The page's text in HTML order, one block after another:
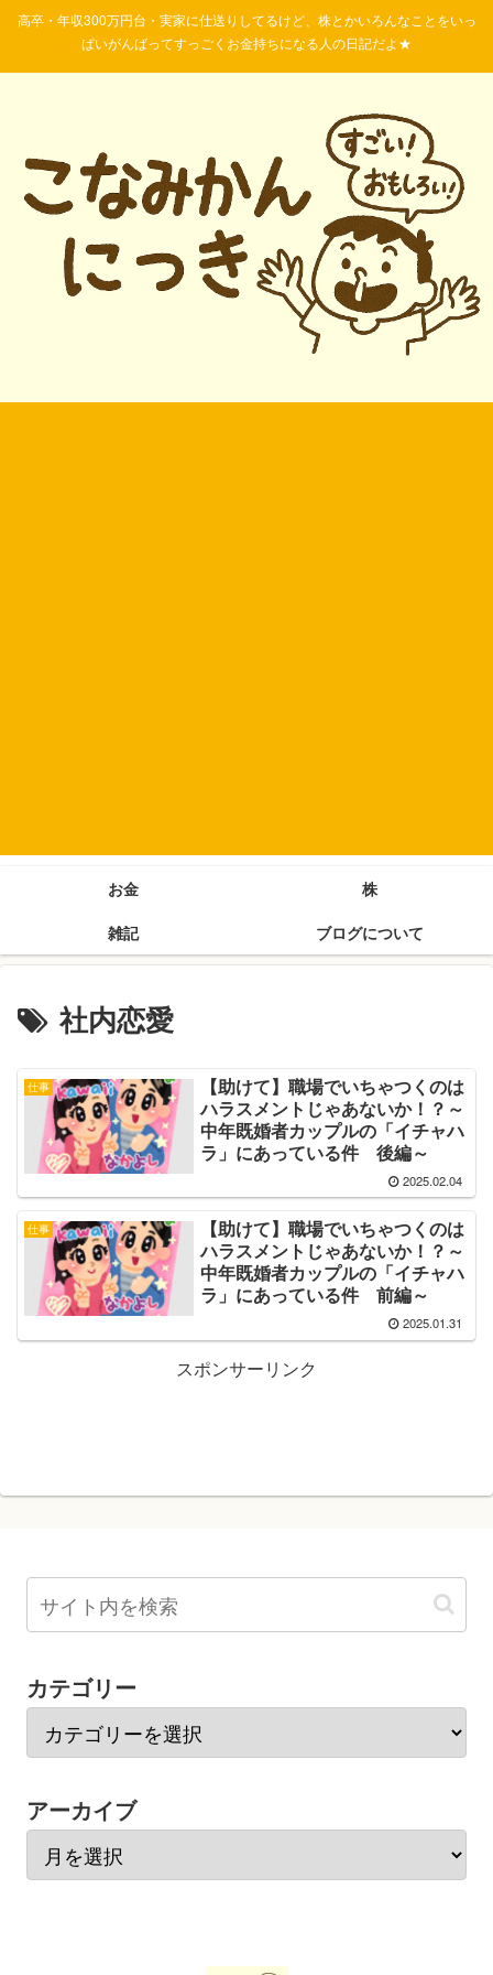
高卒・年収300万円台・実家に仕送りしてるけど、株とかいろんなことをいっ
ぱいがんばってすっごくお金持ちになる人の日記だよ★
お金
株
雑記
ブログについて
社内恋愛
仕事
【助けて】職場でいちゃつくのは
ハラスメントじゃあないか！？～
中年既婚者カップルの「イチャハ
ラ」にあっている件 後編～
2025.02.04
仕事
【助けて】職場でいちゃつくのは
ハラスメントじゃあないか！？～
中年既婚者カップルの「イチャハ
ラ」にあっている件 前編～
2025.01.31
スポンサーリンク
カテゴリー
アーカイブ